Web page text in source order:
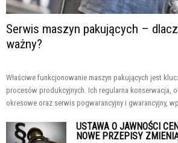
Serwis maszyn pakujących –
ważny?
Właściwe funkcjonowanie maszyn pakujących jest
procesów produkcyjnych. Ich regularna konserwacja,
okresowe oraz serwis pogwarancyjny i gwarancyjny,
USTAWA O JAWNOŚCI
NOWE PRZEPISY